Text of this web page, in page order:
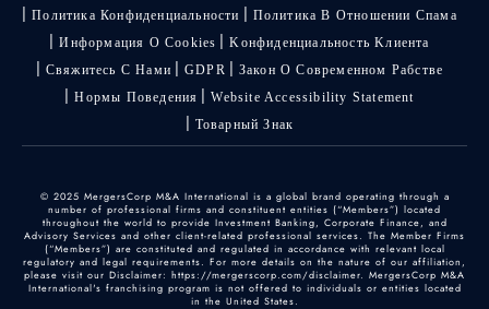
Политика Конфиденциальности
Политика В Отношении Спама
Информация О Cookies
Kонфиденциальность Kлиента
Свяжитесь С Нами
GDPR
Закон О Современном Рабстве
Нормы Поведения
Website Accessibility Statement
Товарный Знак
© 2025 MergersCorp M&A International is a global brand operating through a
number of professional firms and constituent entities (“Members”) located
throughout the world to provide Investment Banking, Corporate Finance, and
Advisory Services and other client-related professional services. The Member Firms
(“Members”) are constituted and regulated in accordance with relevant local
regulatory and legal requirements. For more details on the nature of our affiliation,
please visit our Disclaimer: https://mergerscorp.com/disclaimer. MergersCorp M&A
International's franchising program is not offered to individuals or entities located
in the United States.